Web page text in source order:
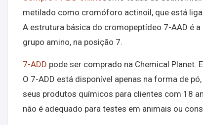
metilado como cromóforo actinoil, que está
A estrutura básica do cromopeptídeo 7-AAD é
grupo amino, na posição 7.
7-ADD pode ser comprado na Chemical Planet.
O 7-ADD está disponível apenas na forma de
seus produtos químicos para clientes com 18
não é adequado para testes em animais ou